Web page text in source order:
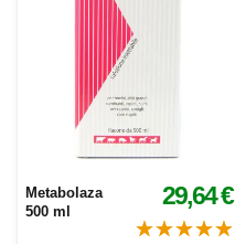
Metabolaza
500 ml
29,64 €